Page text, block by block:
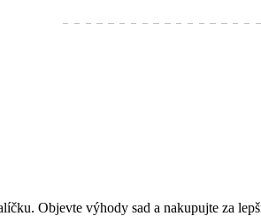
Objevte výhody sad a nakupujte za